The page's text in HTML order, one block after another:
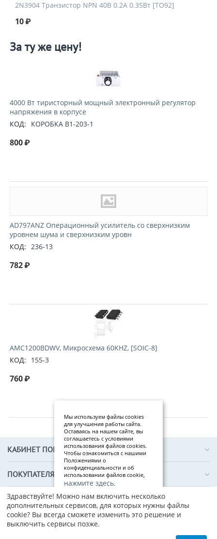
2N3904 Транзистор NPN 40В 0.2А 0.35Вт [TO92]
10₽
За ту же цену!
4000 Вт тиристорный мощный электронный регулятор
напряжения в корпусе
КОД:
КОРОБКА B1-203-1
800₽
AD797ANZ Операционный усилитель со сверхнизким
уровнем шума и сверхнизким уровн
КОД: 236-13
782₽
AMC1200BDWV, Микросхема 60KHZ, [SOIC-8]
КОД:
155-3
760₽
КАБИНЕТ ПОКУПАТЕЛЯ
ПОКУПАТЕЛЯМ
О КОМПАНИИ
Мы используем файлы cookies
для улучшения работы сайта.
Оставаясь на нашем сайте, вы
соглашаетесь с условиями
использования файлов cookies.
Чтобы ознакомиться с нашими
Положениями о
конфиденциальности и об
использовании файлов cookie,
нажмите здесь.
Я
со
гл
ас
Здравствуйте! Можно нам включить несколько
дополнительных сервисов, для которых нужны файлы
cookie? Вы всегда сможете изменить это решение и
выключить сервисы позже.